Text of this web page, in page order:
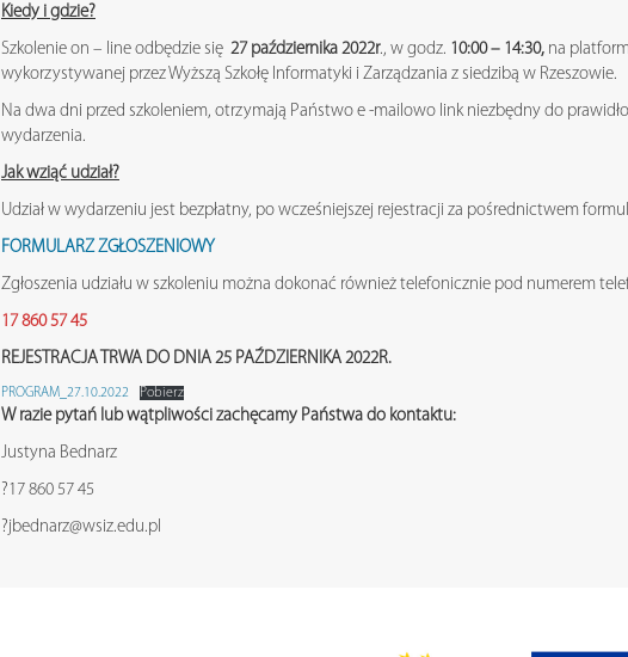
Kiedy i gdzie?
Szkolenie on – line odbędzie się 27 października 2022r., w godz. 10:00 – 14:30, na
wykorzystywanej przez Wyższą Szkołę Informatyki i Zarządzania z siedzibą w Rzeszowie.
Na dwa dni przed szkoleniem, otrzymają Państwo e -mailowo link niezbędny do
wydarzenia.
Jak wziąć udział?
Udział w wydarzeniu jest bezpłatny, po wcześniejszej rejestracji za pośrednictwem
FORMULARZ ZGŁOSZENIOWY
Zgłoszenia udziału w szkoleniu można dokonać również telefonicznie pod numerem
17 860 57 45
REJESTRACJA TRWA DO DNIA 25 PAŹDZIERNIKA 2022R.
PROGRAM_27.10.2022 Pobierz
W razie pytań lub wątpliwości zachęcamy Państwa do kontaktu:
Justyna Bednarz
?17 860 57 45
?jbednarz@wsiz.edu.pl